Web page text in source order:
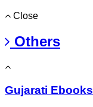
Close
Others
Gujarati Ebooks